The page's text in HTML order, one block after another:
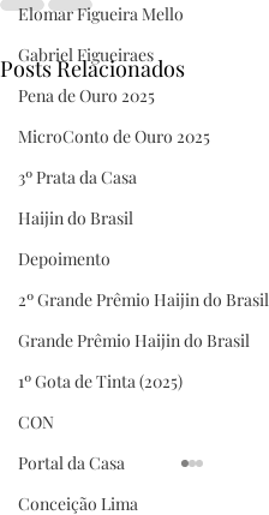
Elomar Figueira Mello
Gabriel Figueiraes
Pena de Ouro 2025
MicroConto de Ouro 2025
3º Prata da Casa
Haijin do Brasil
Depoimento
2º Grande Prêmio Haijin do Brasil
Grande Prêmio Haijin do Brasil
1º Gota de Tinta (2025)
CON
Portal da Casa
Conceição Lima
Posts Relacionados